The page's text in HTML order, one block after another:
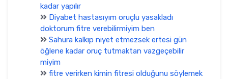
kadar yapılır
Diyabet hastasıyım oruçlu yasakladı
doktorum fitre verebilirmiyim ben
Sahura kalkıp niyet etmezsek ertesi gün
öğlene kadar oruç tutmaktan vazgeçebilir
miyim
fitre verirken kimin fitresi olduğunu söylemek